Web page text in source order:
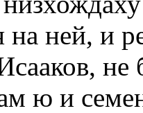
на ней, и
ю и